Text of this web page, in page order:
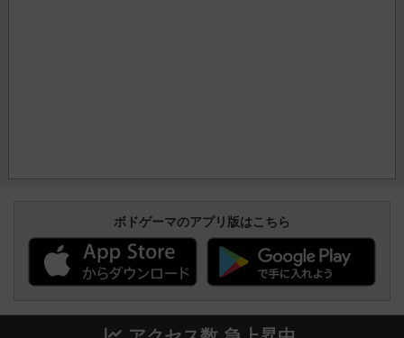
ボドゲーマのアプリ版はこちら